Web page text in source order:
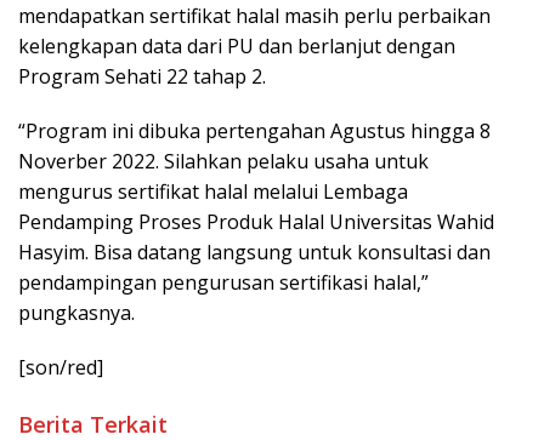
mendapatkan sertifikat halal masih perlu perbaikan
kelengkapan data dari PU dan berlanjut dengan
Program Sehati 22 tahap 2.
“Program ini dibuka pertengahan Agustus hingga 8
Noverber 2022. Silahkan pelaku usaha untuk
mengurus sertifikat halal melalui Lembaga
Pendamping Proses Produk Halal Universitas Wahid
Hasyim. Bisa datang langsung untuk konsultasi dan
pendampingan pengurusan sertifikasi halal,”
pungkasnya.
[son/red]
Berita Terkait